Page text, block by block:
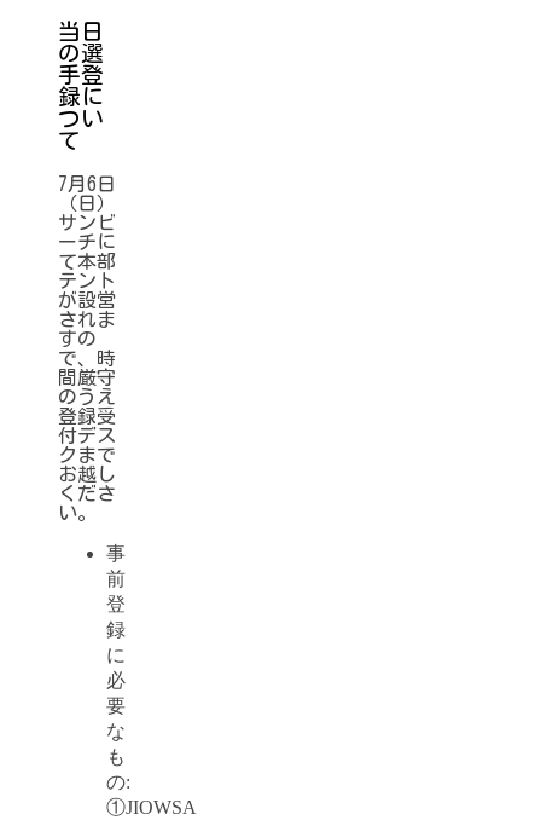
当日
の選
手登
録に
つい
て
7月6日
（日）
サンビ
ーチに
て本部
テント
が設営
されま
すの
で、時
間厳守
のうえ
登録受
付デス
クまで
お越し
くださ
い。
事
前
登
録
に
必
要
な
も
の:
①JIOWSA